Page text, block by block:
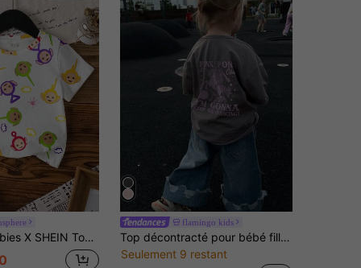
courtes col rond motif dessin animé décontracté pour bébé fille, été
flamingo kids
Top décontracté pour bébé fille avec imprimé lettre et cheval, col rond, manches courtes, mignon
Seulement 9 restant